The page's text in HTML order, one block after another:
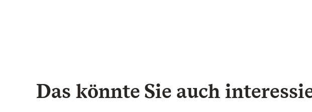
Das könnte Sie auch